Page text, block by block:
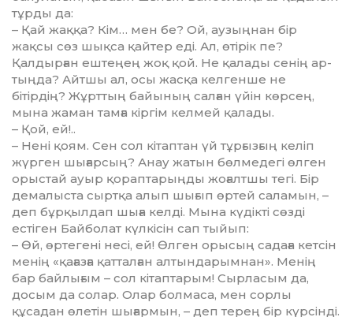
тұрды да:
– Қай жаққа? Кім… мен бе? Ой, ау­зыңнан бір
жақсы сөз шықса қай­тер еді. Ал, өтірік пе?
Қалдырған еш­теңең жоқ қой. Не қалады сенің ар­
тыңда? Айтшы ал, осы жасқа кел­генше не
бітірдің? Жұрттың байы­ның салған үйін көрсең,
мына жа­ман тамға кіргім келмей қалады.
– Қой, ей!..
– Нені қоям. Сен сол кітаптан үй тұрғызғың келіп
жүрген шығар­сың? Анау жатын бөлмедегі өлген
орыстай ауыр қораптарыңды жо­ғалт­шы тегі. Бір
демалыста сыртқа алып шығып өртей саламын, –
деп бұрқылдап шыға келді. Мына күдікті сөзді
естіген Байболат күлкісін сап тыйып:
– Өй, өртегені несі, ей! Өлген оры­сың садаға кетсін
менің «қағазға қат­талған алтындарымнан». Менің
бар байлығым – сол кітаптарым! Сыр­ласым да,
досым да солар. Олар бол­маса, мен сорлы
құсадан өлетін шығармын, – деп терең бір күрсінді.